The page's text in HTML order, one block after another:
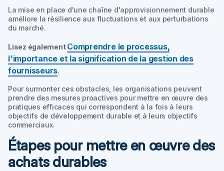
La mise en place d'une chaîne d'approvisionnement durable
améliore la résilience aux fluctuations et aux perturbations
du marché.
Lisez égalementComprendre le processus,
l'importance et la signification de la gestion des
fournisseurs.
Pour surmonter ces obstacles, les organisations peuvent
prendre des mesures proactives pour mettre en œuvre des
pratiques efficaces qui correspondent à la fois à leurs
objectifs de développement durable et à leurs objectifs
commerciaux.
Étapes pour mettre en œuvre des
achats durables